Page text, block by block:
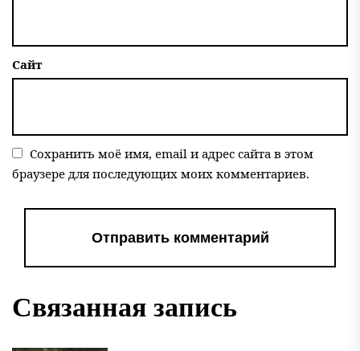
Сайт
Сохранить моё имя, email и адрес сайта в этом
браузере для последующих моих комментариев.
Связанная запись